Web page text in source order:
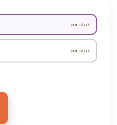
per stuk
per stuk